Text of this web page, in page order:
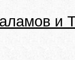
и